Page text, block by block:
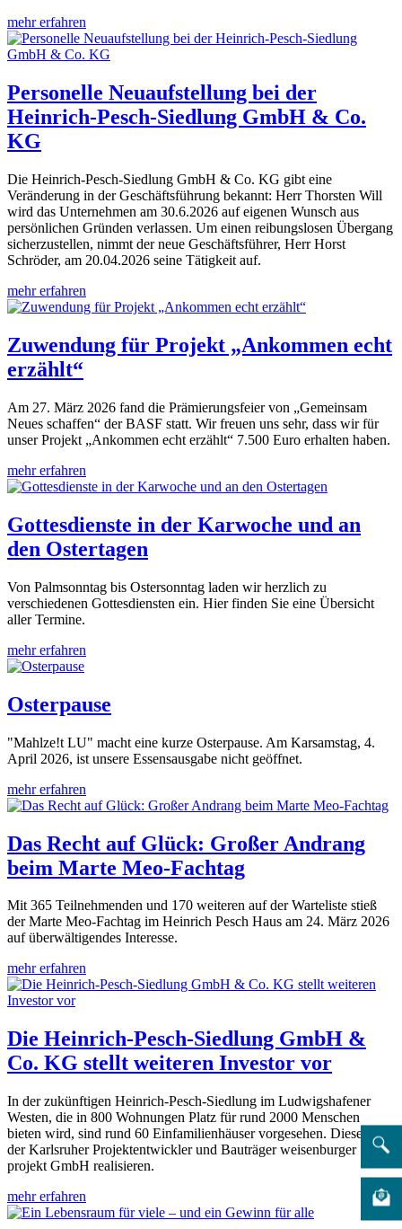
mehr erfahren
Personelle Neuaufstellung bei der
Heinrich-Pesch-Siedlung GmbH & Co.
KG
Die Heinrich-Pesch-Siedlung GmbH & Co. KG gibt eine
Veränderung in der Geschäftsführung bekannt: Herr Thorsten Will
wird das Unternehmen am 30.6.2026 auf eigenen Wunsch aus
persönlichen Gründen verlassen. Um einen reibungslosen Übergang
sicherzustellen, nimmt der neue Geschäftsführer, Herr Horst
Schröder, am 20.04.2026 seine Tätigkeit auf.
mehr erfahren
Zuwendung für Projekt „Ankommen echt
erzählt“
Am 27. März 2026 fand die Prämierungsfeier von „Gemeinsam
Neues schaffen“ der BASF statt. Wir freuen uns sehr, dass wir für
unser Projekt „Ankommen echt erzählt“ 7.500 Euro erhalten haben.
mehr erfahren
Gottesdienste in der Karwoche und an
den Ostertagen
Von Palmsonntag bis Ostersonntag laden wir herzlich zu
verschiedenen Gottesdiensten ein. Hier finden Sie eine Übersicht
aller Termine.
mehr erfahren
Osterpause
"Mahlze!t LU" macht eine kurze Osterpause. Am Karsamstag, 4.
April 2026, ist unsere Essensausgabe nicht geöffnet.
mehr erfahren
Das Recht auf Glück: Großer Andrang
beim Marte Meo-Fachtag
Mit 365 Teilnehmenden und 170 weiteren auf der Warteliste stieß
der Marte Meo-Fachtag im Heinrich Pesch Haus am 24. März 2026
auf überwältigendes Interesse.
mehr erfahren
Die Heinrich-Pesch-Siedlung GmbH &
Co. KG stellt weiteren Investor vor
In der zukünftigen Heinrich-Pesch-Siedlung im Ludwigshafener
Westen, die in 800 Wohnungen Platz für rund 2000 Menschen
bieten wird, sind rund 60 Einfamilienhäuser vorgesehen. Diese wird
der Karlsruher Projektentwickler und Bauträger weisenburger
projekt GmbH realisieren.
mehr erfahren